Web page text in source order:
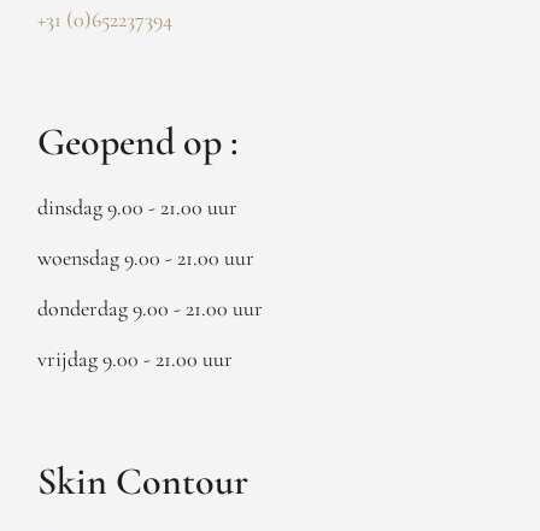
+31 (0)652237394
Geopend op :
dinsdag 9.00 - 21.00 uur
woensdag 9.00 - 21.00 uur
donderdag 9.00 - 21.00 uur
vrijdag 9.00 - 21.00 uur
Skin Contour